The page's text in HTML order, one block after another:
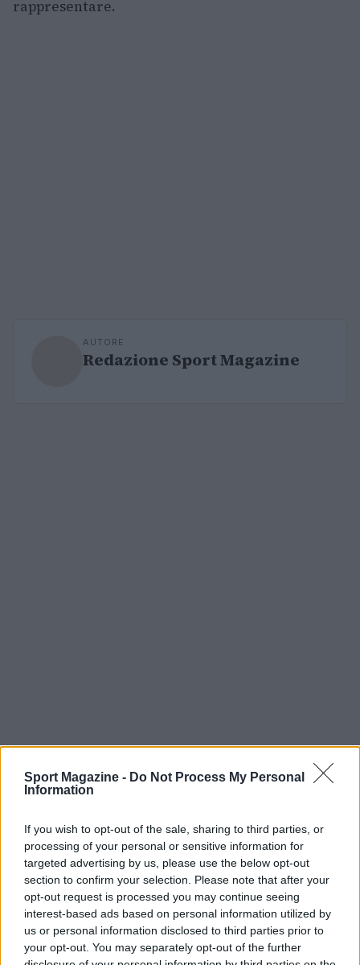
Sport Magazine - Do Not Process My Personal
Information
If you wish to opt-out of the sale, sharing to third parties, or
processing of your personal or sensitive information for
targeted advertising by us, please use the below opt-out
section to confirm your selection. Please note that after your
opt-out request is processed you may continue seeing
interest-based ads based on personal information utilized by
us or personal information disclosed to third parties prior to
your opt-out. You may separately opt-out of the further
rappresentare.
AUTORE
Redazione Sport Magazine
Continua a leggere